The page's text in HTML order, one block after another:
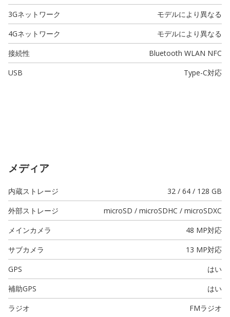
3Gネットワーク
モデルにより異なる
4Gネットワーク
モデルにより異なる
接続性
Bluetooth WLAN NFC
USB
Type-C対応
メディア
内蔵ストレージ
32 / 64 / 128 GB
外部ストレージ
microSD / microSDHC / microSDXC
メインカメラ
48 MP対応
サブカメラ
13 MP対応
GPS
はい
補助GPS
はい
ラジオ
FMラジオ